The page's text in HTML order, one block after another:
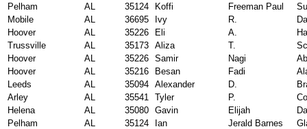
Pelham
AL 35124 Koffi Freeman Paul
Mobile
AL 36695 Ivy R.
Hoover
AL 35226 Eli A.
Trussville
AL 35173 Aliza T.
Hoover
AL 35226 Samir Nagi
Hoover
AL 35216 Besan Fadi
Leeds
AL 35094 Alexander D.
Arley
AL 35541 Tyler P.
Helena
AL 35080 Gavin Elijah
Pelham
AL 35124 Ian Jerald Barnes